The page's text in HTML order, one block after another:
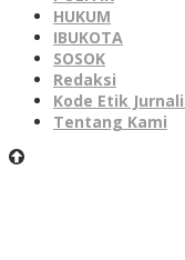
HUKUM
IBUKOTA
SOSOK
Redaksi
Kode Etik
Tentang Kami